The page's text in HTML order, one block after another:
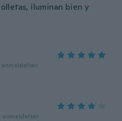
iluminan bien y
anmeldelser
anmeldelser